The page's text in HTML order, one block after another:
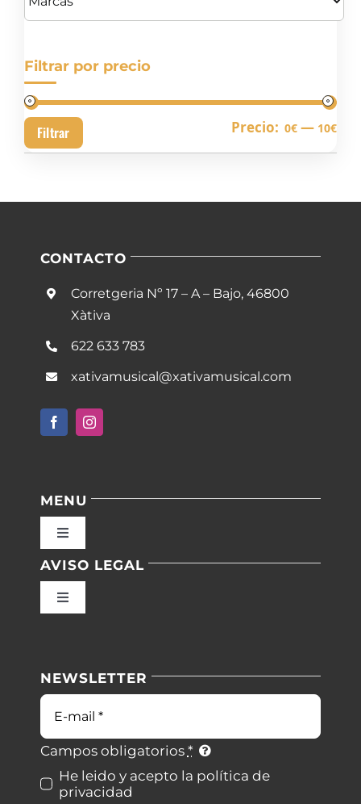
Filtrar por precio
Filtrar Precio: 0€ — 10€
CONTACTO
Corretgeria Nº 17 – A – Bajo, 46800
Xàtiva
622 633 783
xativamusical@xativamusical.com
MENU
Toggle
Inicio
Blog
Contacto
AVISO LEGAL
Toggle
Condiciones de uso
Ley de cookies
Desistimiento
NEWSLETTER
Correo
electrónico
Campos obligatorios *
He leido y acepto la política de
privacidad